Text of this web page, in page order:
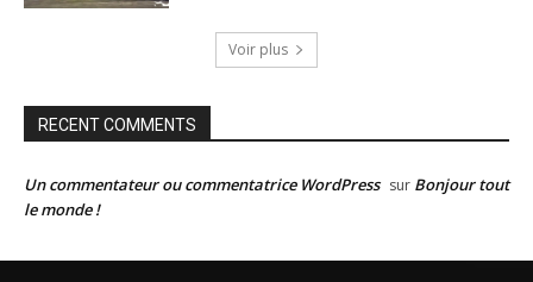
Voir plus
RECENT COMMENTS
Un commentateur ou commentatrice WordPress sur Bonjour tout
le monde !